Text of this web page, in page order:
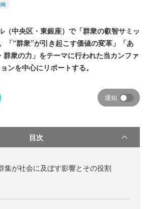
略
（中央区・東銀座）で「群衆の叡智サミッ
「“群衆”が引き起こす価値の変革」「あ
群衆の力」をテーマに行われた当カンファ
ンを中心にリポートする。
通知
目次
集が社会に及ぼす影響とその役割